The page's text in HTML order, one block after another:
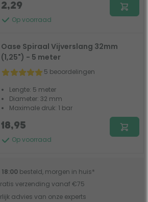
Op voorraad
2,29
Oase Spiraal Vijverslang 32mm
(1,25") - 5 meter
5 beoordelingen
Lengte: 5 meter
Diameter: 32 mm
Maximale druk: 1 bar
Op voorraad
18,95
besteld, morgen in huis*
verzending vanaf €75
advies van onze experts